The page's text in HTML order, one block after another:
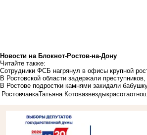
Новости на Блoкнoт-Ростов-на-Дону
Читайте также:
Сотрудники ФСБ нагрянул в офисы крупной
В Ростовской области задержали
В Ростове подростки камнями закидали
РостовчанкаТатьяна Котовазвездыкрасота